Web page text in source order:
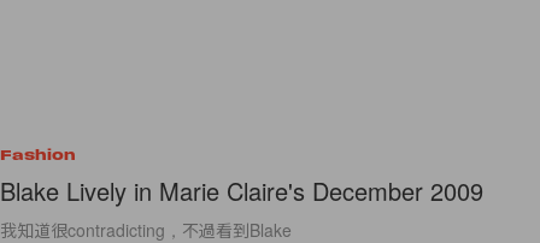
Fashion
Blake Lively in Marie Claire's December 2009
我知道很contradicting，不過看到Blake